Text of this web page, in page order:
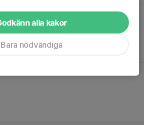
alla kakor
Bara nödvändiga